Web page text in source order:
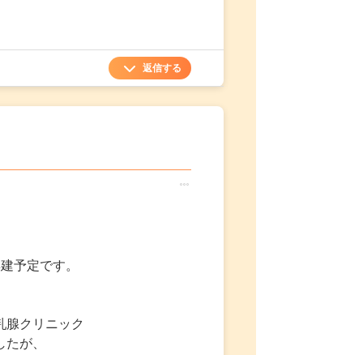
返信する
○ ○ ○
予定です。
腺クリニック
が、